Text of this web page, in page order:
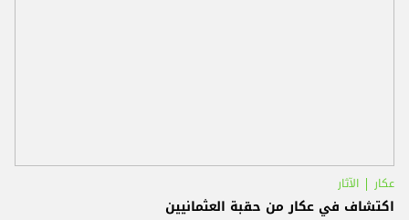
عكار الآثار
اكتشاف في عكار من حقبة العثمانيين